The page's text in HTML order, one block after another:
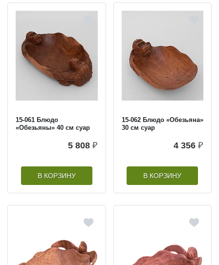
15-061 Блюдо
«Обезьяны» 40 см суар
5 808 ₽
В КОРЗИНУ
15-062 Блюдо «Обезьяна»
30 см суар
4 356 ₽
В КОРЗИНУ